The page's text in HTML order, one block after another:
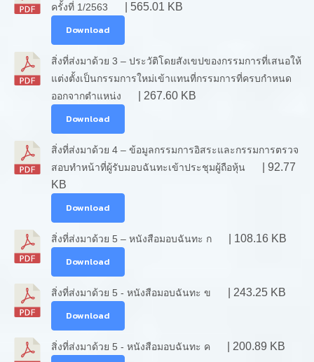
ครั้งที่ 1/2563
| 565.01 KB
Download
สิ่งที่ส่งมาด้วย 3 – ประวัติโดยสังเขปของกรรมการที่เสนอให้
แต่งตั้งเป็นกรรมการใหม่เข้าแทนที่กรรมการที่ครบกำหนด
ออกจากตำแหน่ง
| 267.60 KB
Download
สิ่งที่ส่งมาด้วย 4 – ข้อมูลกรรมการอิสระและกรรมการตรวจ
สอบทำหน้าที่ผู้รับมอบฉันทะเข้าประชุมผู้ถือหุ้น
| 92.77
KB
Download
สิ่งที่ส่งมาด้วย 5 – หนังสือมอบฉันทะ ก | 108.16 KB
Download
สิ่งที่ส่งมาด้วย 5 - หนังสือมอบฉันทะ ข | 243.25 KB
Download
สิ่งที่ส่งมาด้วย 5 - หนังสือมอบฉันทะ ค | 200.89 KB